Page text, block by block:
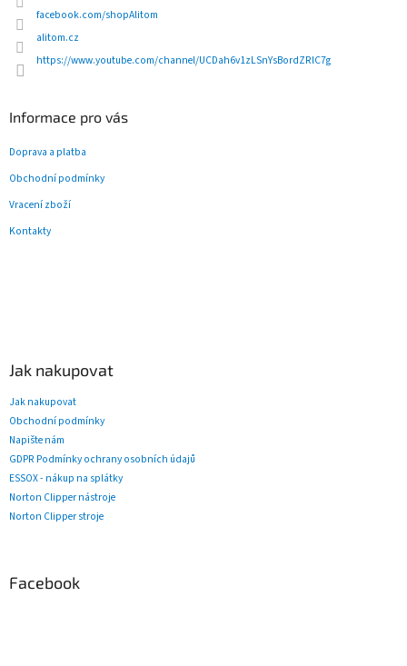
y
facebook.com/shopAlitom
alitom.cz
https://www.youtube.com/channel/UCDah6v1zLSnYsBordZRlC7g
Informace pro vás
Doprava a platba
Obchodní podmínky
Vracení zboží
Kontakty
Jak nakupovat
Jak nakupovat
Obchodní podmínky
Napište nám
GDPR Podmínky ochrany osobních údajů
ESSOX - nákup na splátky
Norton Clipper nástroje
Norton Clipper stroje
Facebook